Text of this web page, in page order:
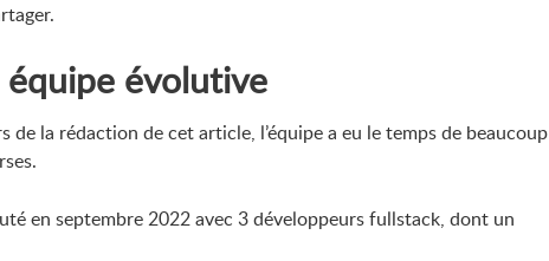
évolutive
de la rédaction de cet article, l’équipe a eu le temps de beaucoup
en septembre 2022 avec 3 développeurs fullstack, dont un